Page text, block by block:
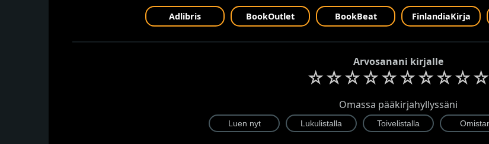
Adlibris BookOutlet BookBeat FinlandiaKirja
Arvosanani kirjalle
☆☆☆☆☆☆☆☆☆☆
Omassa pääkirjahyllyssäni